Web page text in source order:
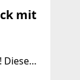
mit
Dieses